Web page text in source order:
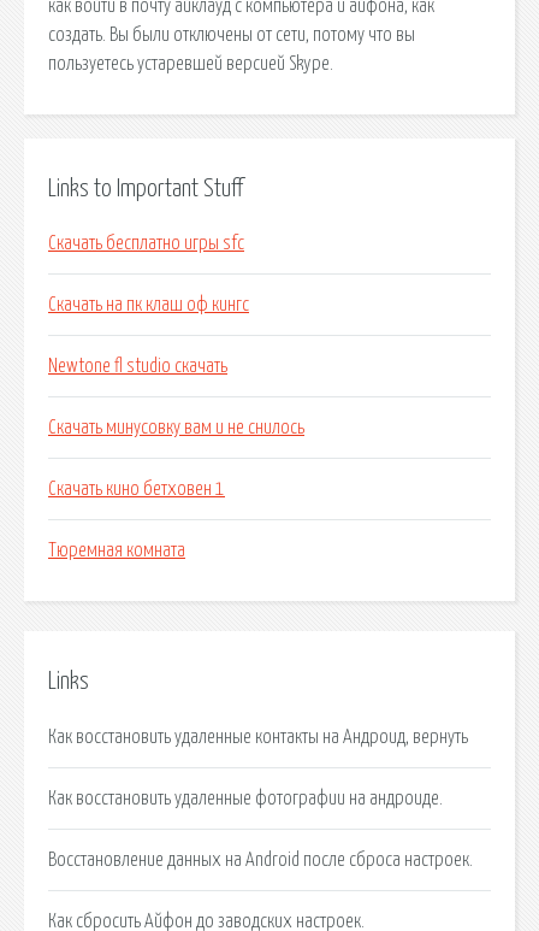
как войти в почту айклауд с компьютера и айфона, как
создать. Вы были отключены от сети, потому что вы
пользуетесь устаревшей версией Skype.
Links to Important Stuff
Скачать бесплатно игры sfc
Скачать на пк клаш оф кингс
Newtone fl studio скачать
Скачать минусовку вам и не снилось
Скачать кино бетховен 1
Тюремная комната
Links
Как восстановить удаленные контакты на Андроид, вернуть
Как восстановить удаленные фотографии на андроиде.
Восстановление данных на Android после сброса настроек.
Как сбросить Айфон до заводских настроек.